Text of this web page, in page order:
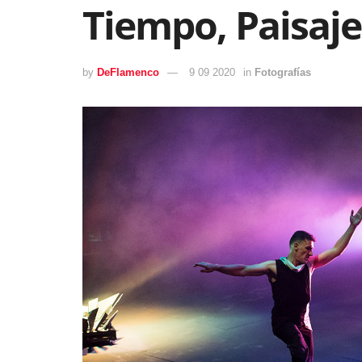
Tiempo,
by DeFlamenco 9 09 2020 in Fotografías